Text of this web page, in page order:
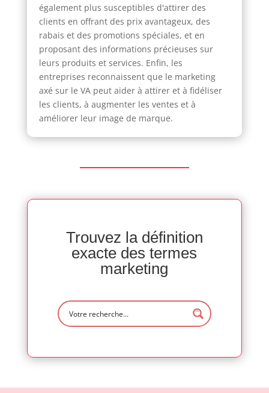
également plus susceptibles d'attirer des
clients en offrant des prix avantageux, des
rabais et des promotions spéciales, et en
proposant des informations précieuses sur
leurs produits et services. Enfin, les
entreprises reconnaissent que le marketing
axé sur le VA peut aider à attirer et à fidéliser
les clients, à augmenter les ventes et à
améliorer leur image de marque.
Trouvez la définition
exacte des termes
marketing